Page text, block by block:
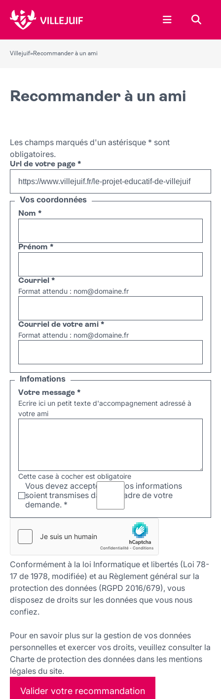
Ouvrir le
Villejuif»Recommander à un ami
Recommander à un ami
Les champs marqués d'un astérisque * sont
obligatoires.
Url de votre page *
Vos coordonnées
Nom *
Prénom *
Courriel *
Format attendu : nom@domaine.fr
Courriel de votre ami *
Format attendu : nom@domaine.fr
Infomations
Votre message *
Ecrire ici un petit texte d'accompagnement adressé à
votre ami
Cette case à cocher est obligatoire
Vous devez accepter que vos informations
soient transmises dans le cadre de votre
demande. *
Conformément à la loi Informatique et libertés (Loi 78-
17 de 1978, modifiée) et au Règlement général sur la
protection des données (RGPD 2016/679), vous
disposez de droits sur les données que vous nous
confiez.
Pour en savoir plus sur la gestion de vos données
personnelles et exercer vos droits, veuillez consulter la
Charte de protection des données dans les mentions
légales du site.
Valider votre recommandation